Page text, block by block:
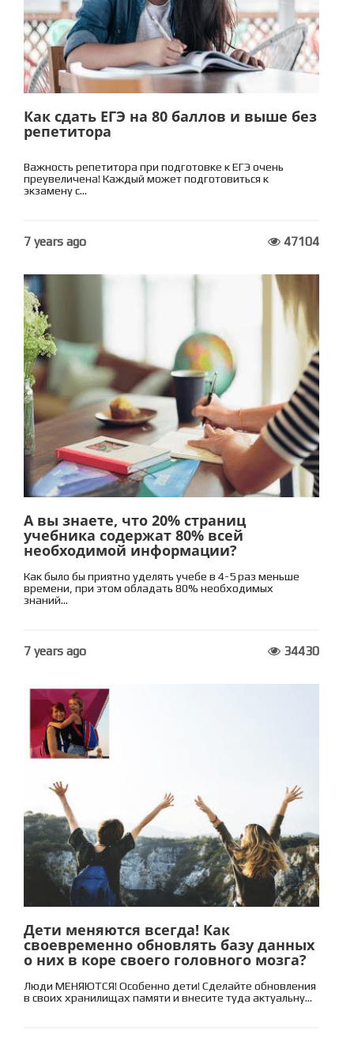
Как сдать ЕГЭ на 80 баллов и выше без
репетитора
Важность репетитора при подготовке к ЕГЭ очень
преувеличена! Каждый может подготовиться к
экзамену с...
7 years ago 47104
А вы знаете, что 20% страниц
учебника содержат 80% всей
необходимой информации?
Как было бы приятно уделять учебе в 4-5 раз меньше
времени, при этом обладать 80% необходимых
знаний...
7 years ago 34430
Дети меняются всегда! Как
своевременно обновлять базу данных
о них в коре своего головного мозга?
Люди МЕНЯЮТСЯ! Особенно дети! Сделайте обновления
в своих хранилищах памяти и внесите туда актуальну...